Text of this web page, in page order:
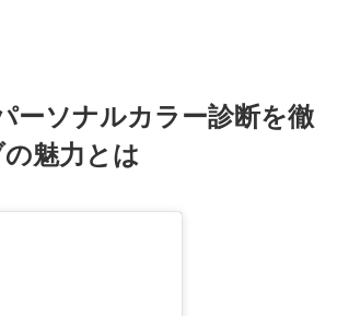
ーソナルカラー診断を徹
魅力とは